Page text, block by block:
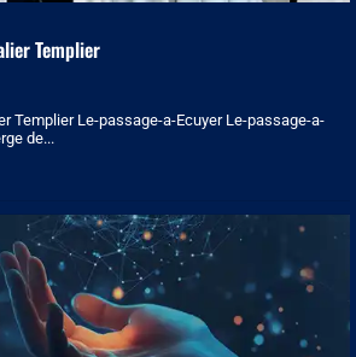
Templier
Templier Le-passage-a-Ecuyer Le-passage-a-
de...